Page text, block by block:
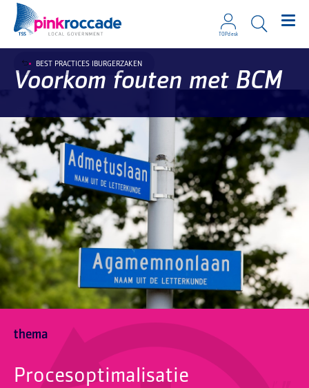
TOPdesk
Voorkom fouten met BCM
BEST PRACTICES IBURGERZAKEN
thema
Procesoptimalisatie